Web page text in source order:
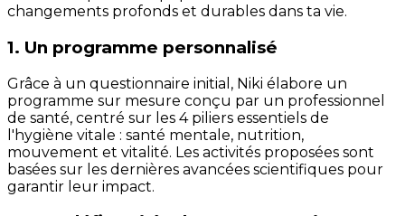
changements profonds et durables dans ta vie.
1. Un programme personnalisé
Grâce à un questionnaire initial, Niki élabore un
programme sur mesure conçu par un professionnel
de santé, centré sur les 4 piliers essentiels de
l'hygiène vitale : santé mentale, nutrition,
mouvement et vitalité. Les activités proposées sont
basées sur les dernières avancées scientifiques pour
garantir leur impact.